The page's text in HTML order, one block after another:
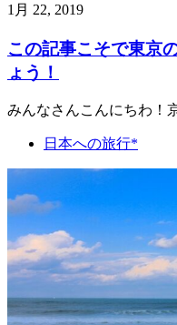
1月 22, 2019
この記事こそで東京
ょう！
みんなさんこんにちわ！
日本への旅行*